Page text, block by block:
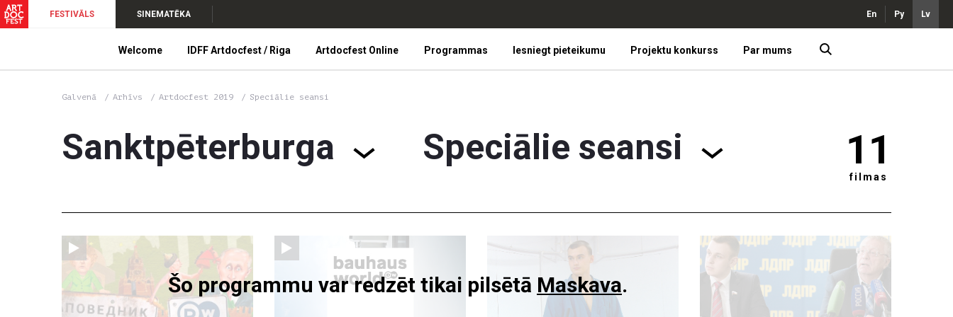
FESTIVĀLS SINEMATĒKA En Ру Lv
Welcome IDFF Artdocfest / Riga Artdocfest Online Programmas Iesniegt pieteikumu Projektu konkurss Par mums
Galvenā Arhīvs Artdocfest 2019 Speciālie seansi
Sanktpēterburga Speciālie seansi 11
filmas
Šo programmu var redzēt tikai pilsētā Maskava.